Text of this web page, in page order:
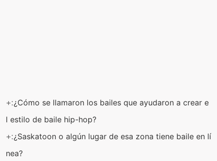
+:¿Cómo se llamaron los bailes que ayudaron a crear e
l estilo de baile hip-hop?
+:¿Saskatoon o algún lugar de esa zona tiene baile en lí
nea?